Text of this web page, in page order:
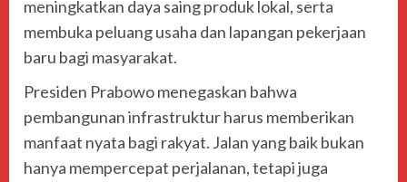
meningkatkan daya saing produk lokal, serta
membuka peluang usaha dan lapangan pekerjaan
baru bagi masyarakat.
Presiden Prabowo menegaskan bahwa
pembangunan infrastruktur harus memberikan
manfaat nyata bagi rakyat. Jalan yang baik bukan
hanya mempercepat perjalanan, tetapi juga